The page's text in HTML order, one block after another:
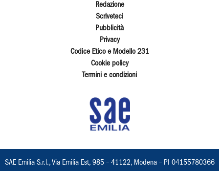
Redazione
Scriveteci
Pubblicità
Privacy
Codice Etico e Modello 231
Cookie policy
Termini e condizioni
SAE Emilia S.r.l., Via Emilia Est, 985 – 41122, Modena – PI 04155780366